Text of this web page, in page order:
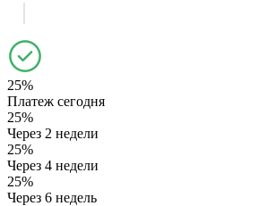
25%
Платеж сегодня
25%
Через 2 недели
25%
Через 4 недели
25%
Через 6 недель